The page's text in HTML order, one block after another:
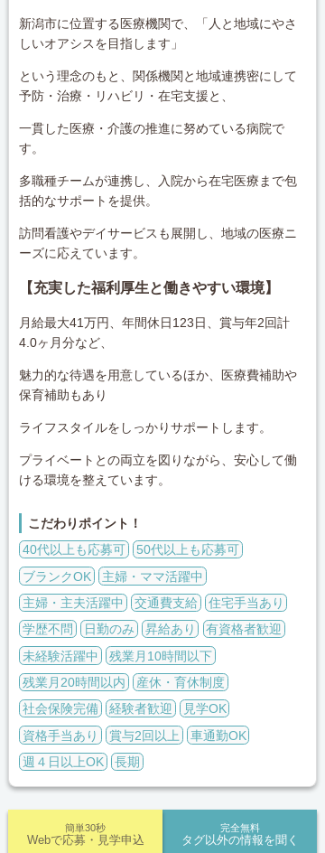
新潟市に位置する医療機関で、「人と地域にやさ
しいオアシスを目指します」
という理念のもと、関係機関と地域連携密にして
予防・治療・リハビリ・在宅支援と、
一貫した医療・介護の推進に努めている病院で
す。
多職種チームが連携し、入院から在宅医療まで包
括的なサポートを提供。
訪問看護やデイサービスも展開し、地域の医療ニ
ーズに応えています。
【充実した福利厚生と働きやすい環境】
月給最大41万円、年間休日123日、賞与年2回計
4.0ヶ月分など、
魅力的な待遇を用意しているほか、医療費補助や
保育補助もあり
ライフスタイルをしっかりサポートします。
プライベートとの両立を図りながら、安心して働
ける環境を整えています。
こだわりポイント！
40代以上も応募可
50代以上も応募可
ブランクOK
主婦・ママ活躍中
主婦・主夫活躍中
交通費支給
住宅手当あり
学歴不問
日勤のみ 昇給あり
有資格者歓迎
未経験活躍中
残業月10時間以下
残業月20時間以内
産休・育休制度
社会保険完備
経験者歓迎
見学OK
資格手当あり
賞与2回以上
車通勤OK
週４日以上OK
長期
完全無料
タグ以外の情報を聞く
簡単30秒
Webで応募・見学申込